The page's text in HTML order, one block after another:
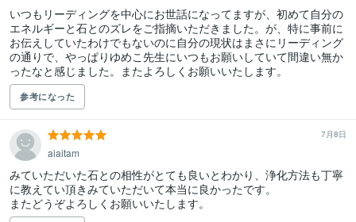
いつもリーディングを中心にお世話になってますが、初めて自分の
エネルギーと石とのズレをご指摘いただきました。が、特に事前に
お伝えしていたわけでもないのに自分の現状はまさにリーディング
の通りで、やっぱりゆめこ先生にいつもお願いしていて間違い無か
ったなと感じました。またよろしくお願いいたします。
参考になった
7月8日
aiaitam
みていただいた石との相性がとても良いとわかり、浄化方法も丁寧
に教えてい頂きみていただいて本当に良かったです。
またどうぞよろしくお願いいたします。